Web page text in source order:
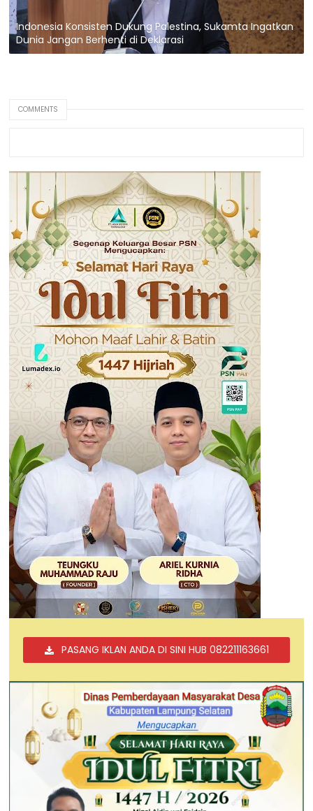
Indonesia Konsisten Dukung Palestina, Sukamta Ingatkan
Dunia Jangan Berhenti di Deklarasi
COMMENTS
PASANG IKLAN ANDA DI SINI HUB 082211163661